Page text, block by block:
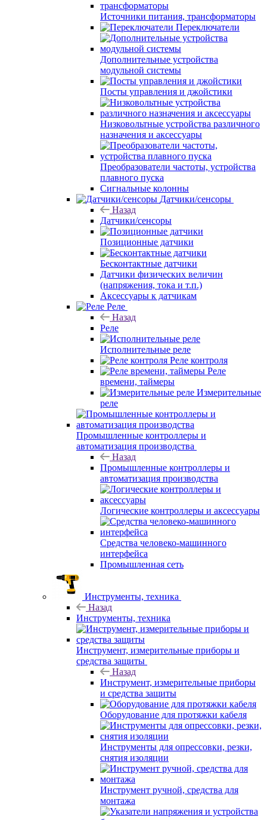
Источники питания, трансформаторы
Переключатели
Дополнительные устройства
модульной системы
Посты управления и джойстики
Низковольтные устройства различного
назначения и аксессуары
Преобразователи частоты, устройства
плавного пуска
Сигнальные колонны
Датчики/сенсоры
Назад
Датчики/сенсоры
Позиционные датчики
Бесконтактные датчики
Датчики физических величин
(напряжения, тока и т.п.)
Аксессуары к датчикам
Реле
Назад
Реле
Исполнительные реле
Реле контроля
Реле
времени, таймеры
Измерительные
реле
Промышленные контроллеры и
автоматизация производства
Назад
Промышленные контроллеры и
автоматизация производства
Логические контроллеры и аксессуары
Средства человеко-машинного
интерфейса
Промышленная сеть
Инструменты, техника
Назад
Инструменты, техника
Инструмент, измерительные приборы и
средства защиты
Назад
Инструмент, измерительные приборы
и средства защиты
Оборудование для протяжки кабеля
Инструменты для опрессовки, резки,
снятия изоляции
Инструмент ручной, средства для
монтажа